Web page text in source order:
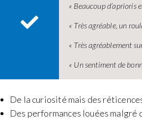
« Beaucoup d’aprioris
« Très agréable, un
« Très agréablement
« Un sentiment de
De la curiosité mais des
Des performances louées